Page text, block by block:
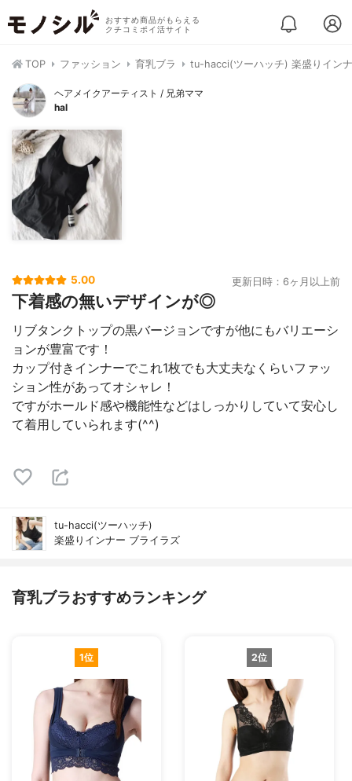
おすすめ商品がもらえる
クチコミポイ活サイト
TOP ファッション 育乳ブラ tu-hacci(ツーハッチ) 楽盛りイン
ヘアメイクアーティスト / 兄弟ママ
hal
5.00 更新日時：6ヶ月以上前
下着感の無いデザインが◎
リブタンクトップの黒バージョンですが他にもバリエーシ
ョンが豊富です！
カップ付きインナーでこれ1枚でも大丈夫なくらいファッ
ション性があってオシャレ！
ですがホールド感や機能性などはしっかりしていて安心し
て着用していられます(^^)
tu-hacci(ツーハッチ)
楽盛りインナー ブライラズ
育乳ブラおすすめランキング
1位 2位